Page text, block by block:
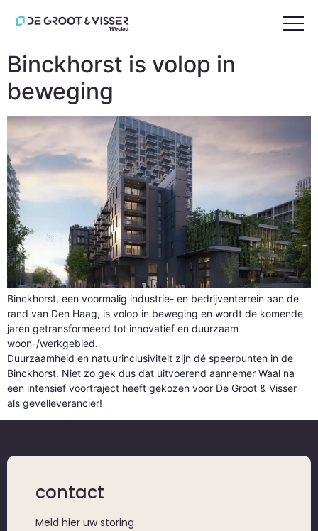
Tag:eyecatcher
Binckhorst is volop in
beweging
Binckhorst, een voormalig industrie- en bedrijventerrein aan de
rand van Den Haag, is volop in beweging en wordt de komende
jaren getransformeerd tot innovatief en duurzaam
woon-/werkgebied.
Duurzaamheid en natuurinclusiviteit zijn dé speerpunten in de
Binckhorst. Niet zo gek dus dat uitvoerend aannemer Waal na
een intensief voortraject heeft gekozen voor De Groot & Visser
als gevelleverancier!
contact
Meld hier uw storing